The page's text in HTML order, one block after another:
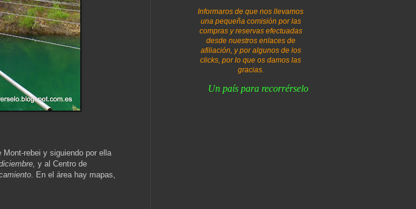
rebei y siguiendo por ella
y al Centro de
En el área hay mapas,
Informaros de que nos llevamos
una pequeña comisión por las
compras y reservas efectuadas
desde nuestros enlaces de
afiliación, y por algunos de los
clicks, por lo que os damos las
gracias.
Un país para recorrérselo